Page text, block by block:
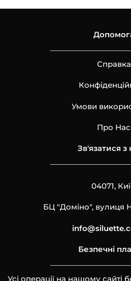
Справка
Умови
Про Нас
Зв'язатися з
04071,
БЦ "Доміно", вулиця
Безпечні
Усі операції на нашому сайті